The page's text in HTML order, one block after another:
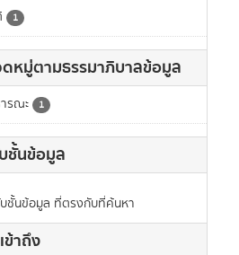
1
หมู่ตามธรรมาภิบาลข้อมูล
รณะ 1
ชั้นข้อมูล
บชั้นข้อมูล ที่ตรงกับที่ค้นหา
ข้าถึง